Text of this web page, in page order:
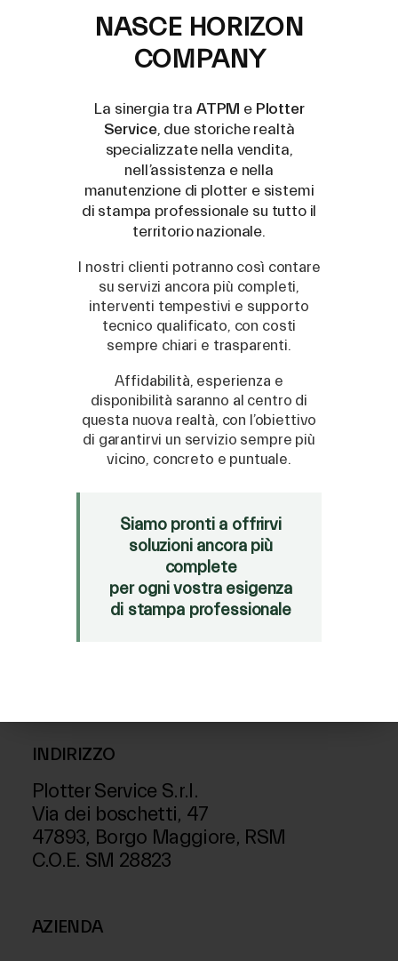
per plotter Roland
Modelli Compatibili
ASSISTENZA
Roland/Epson/Mutoh
Canon/Flexa/Mimaki
Orafol
VENDITA
Mimaki Bompan Textile
SEGUICI ANCHE SU
INDIRIZZO
Plotter Service S.r.l.
Via dei boschetti, 47
47893, Borgo Maggiore, RSM
C.O.E. SM 28823
AZIENDA
NASCE HORIZON
COMPANY
La sinergia tra ATPM e Plotter
Service, due storiche realtà
specializzate nella vendita,
nell’assistenza e nella
manutenzione di plotter e sistemi
di stampa professionale su tutto il
territorio nazionale.
I nostri clienti potranno così contare
su servizi ancora più completi,
interventi tempestivi e supporto
tecnico qualificato, con costi
sempre chiari e trasparenti.
Affidabilità, esperienza e
disponibilità saranno al centro di
questa nuova realtà, con l’obiettivo
di garantirvi un servizio sempre più
vicino, concreto e puntuale.
Siamo pronti a offrirvi
soluzioni ancora più
complete
per ogni vostra esigenza
di stampa professionale